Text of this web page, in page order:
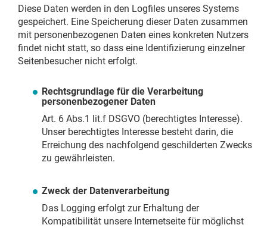
Diese Daten werden in den Logfiles unseres Systems
gespeichert. Eine Speicherung dieser Daten zusammen
mit personenbezogenen Daten eines konkreten Nutzers
findet nicht statt, so dass eine Identifizierung einzelner
Seitenbesucher nicht erfolgt.
Rechtsgrundlage für die Verarbeitung
personenbezogener Daten
Art. 6 Abs.1 lit.f DSGVO (berechtigtes Interesse).
Unser berechtigtes Interesse besteht darin, die
Erreichung des nachfolgend geschilderten Zwecks
zu gewährleisten.
Zweck der Datenverarbeitung
Das Logging erfolgt zur Erhaltung der
Kompatibilität unsere Internetseite für möglichst